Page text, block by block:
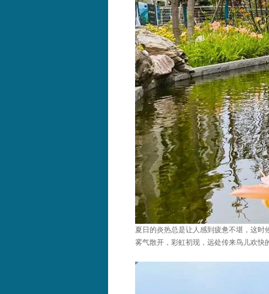
夏日的炎热总是让人感到疲惫不堪，这
雾气散开，彩虹初现，远处传来鸟儿欢